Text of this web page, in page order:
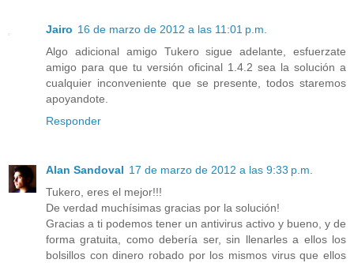
Jairo 16 de marzo de 2012 a las 11:01 p.m.
Algo adicional amigo Tukero sigue adelante, esfuerzate
amigo para que tu versión oficinal 1.4.2 sea la solución a
cualquier inconveniente que se presente, todos staremos
apoyandote.
Responder
Alan Sandoval 17 de marzo de 2012 a las 9:33 p.m.
Tukero, eres el mejor!!!
De verdad muchísimas gracias por la solución!
Gracias a ti podemos tener un antivirus activo y bueno, y de
forma gratuita, como debería ser, sin llenarles a ellos los
bolsillos con dinero robado por los mismos virus que ellos